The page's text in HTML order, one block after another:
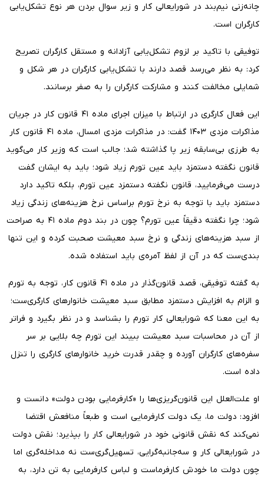
چانه‌زنی نیم‌بند در شورایعالی کار و زیر سوال بردن هر نوع تشکل‌یابی
کارگران است.
توفیقی با تاکید بر لزوم تشکل‌یابی آزادانه و مستقل کارگران تصریح
کرد: به نظر می‌رسد قصد دارند با تشکل‌یابی کارگران در هر شکل و
شمایلی مخالفت کنند و مشارکت کارگران را به صفر برسانند.
این فعال کارگری در ارتباط با میزان اجرای ماده ۴۱ قانون کار در جریان
مذاکرات مزدی ۱۴۰۳ گفت: در مذاکرات مزدی امسال، ماده ۴۱ قانون کار
به طرزی بی‌سابقه زیر پا گذاشته شد؛ جالب است که وزیر کار می‌گوید
قانون نگفته دستمزد باید عین تورم زیاد شود؛ باید به ایشان گفت
درست می‌فرمایید، قانون نگفته دستمزد عین تورم، بلکه تاکید دارد
دستمزد باید با توجه به نرخ تورم براساس نرخ هزینه‌های زندگی زیاد
شود؛ چرا نگفته دقیقاً عین تورم؟ چون در بند دوم ماده ۴۱ به صراحت
از سبد هزینه‌های زندگی و نرخ سبد معیشت صحبت کرده و این تنها
بندی‌ست که در آن از لفظ آمره‌ی باید استفاده شده.
به گفته توفیقی، قصد قانون‌گذار در ماده ۴۱ قانون کار، توجه به تورم
و الزام به افزایش دستمزد مطابق سبد معیشت خانوارهای کارگری‌ست؛
به این معنا که شورایعالی کار تورم را بشناسد و در نظر بگیرد و فراتر
از آن در محاسبات سبد معیشت ببیند این تورم چه بلایی بر سر
سفره‌های کارگران آورده و چقدر قدرت خرید خانوارهای کارگری را تنزل
داده است.
او علت‌العلل این قانون‌گریزی‌ها را «کارفرمایی بودن دولت» دانست و
افزود: دولت ما، یک دولت کارفرمایی است و طبعاً منافعش اقتضا
نمی‌کند که نقش قانونی خود در شورایعالی کار را بپذیرد؛ نقش دولت
در شورایعالی کار و سه‌جانبه‌گرایی، تسهیل‌گری‌ست نه مداخله‌گری اما
چون دولت ما خودش کارفرماست و لباس کارفرمایی به تن دارد، به